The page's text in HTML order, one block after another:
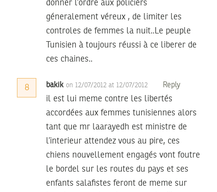
donner l’ordre aux policiérs
géneralement véreux , de limiter les
controles de femmes la nuit..Le peuple
Tunisien à toujours réussi à ce liberer de
ces chaines..
8 bakik on 12/07/2012 at 12/07/2012 Reply
il est lui meme contre les libertés
accordées aux femmes tunisiennes alors
tant que mr laarayedh est ministre de
l’interieur attendez vous au pire, ces
chiens nouvellement engagés vont foutre
le bordel sur les routes du pays et ses
enfants salafistes feront de meme sur